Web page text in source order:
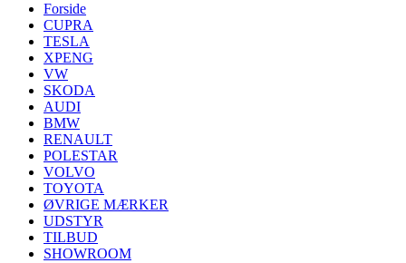
Forside
CUPRA
TESLA
XPENG
VW
SKODA
AUDI
BMW
RENAULT
POLESTAR
VOLVO
TOYOTA
ØVRIGE MÆRKER
UDSTYR
TILBUD
SHOWROOM